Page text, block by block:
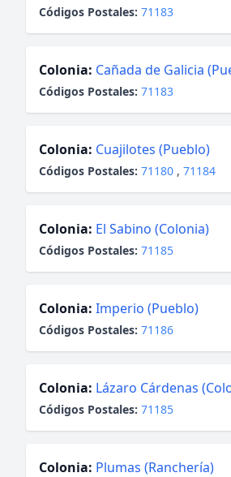
Códigos Postales: 71183
Colonia: Cañada de Galicia
Códigos Postales: 71183
Colonia: Cuajilotes (Pueblo)
Códigos Postales: 71180 , 71184
Colonia: El Sabino (Colonia)
Códigos Postales: 71185
Colonia: Imperio (Pueblo)
Códigos Postales: 71186
Colonia: Lázaro Cárdenas
Códigos Postales: 71185
Colonia: Plumas (Ranchería)